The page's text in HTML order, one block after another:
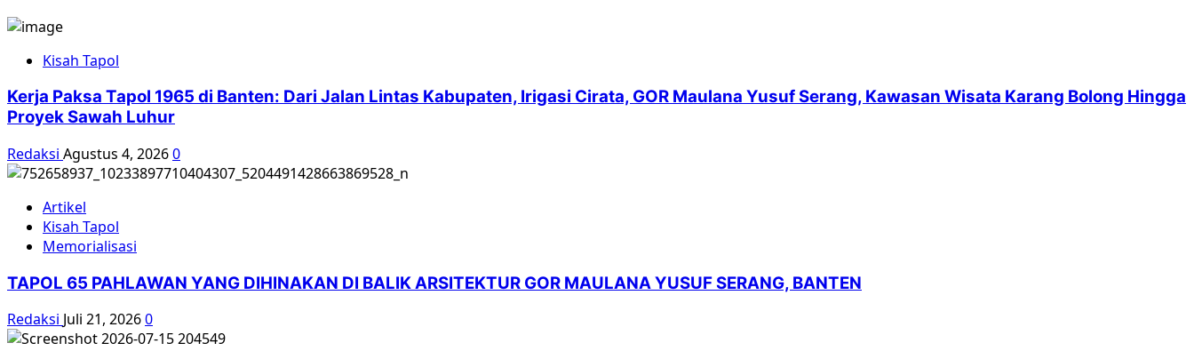
Kisah Tapol
Kerja Paksa Tapol 1965 di Banten: Dari Jalan Lintas Kabupaten, Irigasi Cirata, GOR Maulana Yusuf Serang, Kawasan Wisata Karang Bolong Hingga
Proyek Sawah Luhur
Redaksi Agustus 4, 20260
Artikel
Kisah Tapol
Memorialisasi
TAPOL 65 PAHLAWAN YANG DIHINAKAN DI BALIK ARSITEKTUR GOR MAULANA YUSUF SERANG, BANTEN
Redaksi Juli 21, 20260